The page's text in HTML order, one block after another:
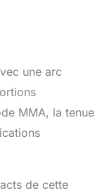
une arc
MMA, la tenue
de cette